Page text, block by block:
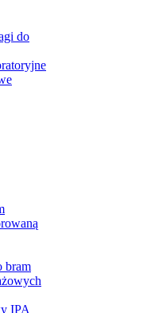
do
bram
IPA